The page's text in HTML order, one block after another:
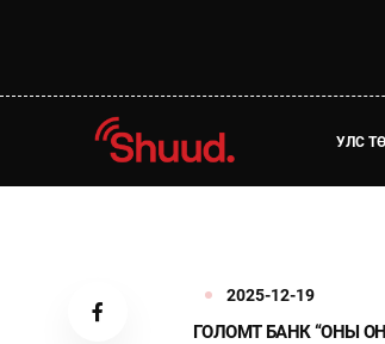
УЛС
2025-12-19
ГОЛОМТ БАНК “ОНЫ